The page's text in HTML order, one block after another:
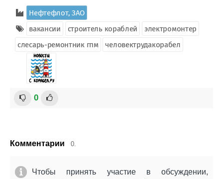
Нефтефлот, ЗАО
вакансии
строитель кораблей
электромонтер
слесарь-ремонтник гпм
человектрудакорабел
0
Комментарии 0.
Чтобы принять участие в обсуждении,